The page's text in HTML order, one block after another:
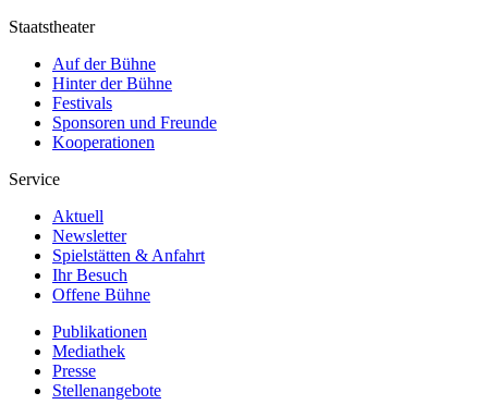
Staatstheater
Auf der Bühne
Hinter der Bühne
Festivals
Sponsoren und Freunde
Kooperationen
Service
Aktuell
Newsletter
Spielstätten & Anfahrt
Ihr Besuch
Offene Bühne
Publikationen
Mediathek
Presse
Stellenangebote